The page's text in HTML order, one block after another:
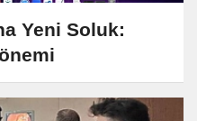
Yeni Soluk: